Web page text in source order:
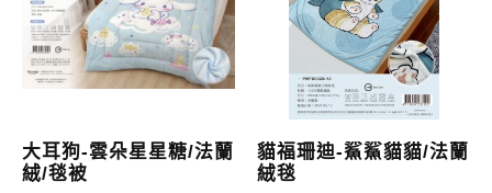
大耳狗-雲朵星星糖/法蘭
絨/毯被
貓福珊迪-鯊鯊貓貓/法蘭
絨毯